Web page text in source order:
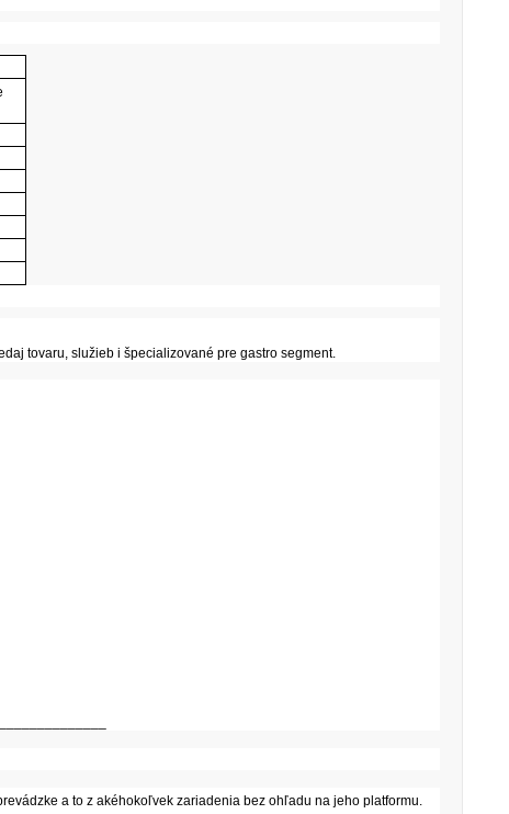
tovaru, služieb i špecializované pre gastro segment.
a to z akéhokoľvek zariadenia bez ohľadu na jeho platformu.